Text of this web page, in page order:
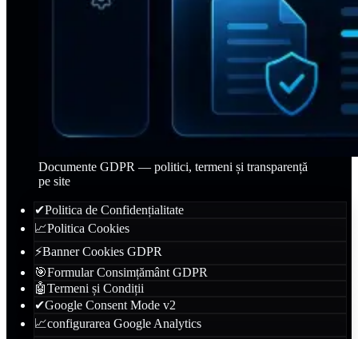
Documente GDPR — politici, termeni și transparență
pe site
✔Politica de Confidențialitate
📈Politica Cookies
⚡Banner Cookies GDPR
🎯Formular Consimțământ GDPR
🤖Termeni și Condiții
✔Google Consent Mode v2
📈configurarea Google Analytics